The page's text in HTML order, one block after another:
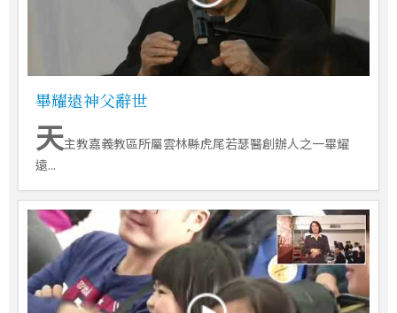
畢耀遠神父辭世
天主教嘉義教區所屬雲林縣虎尾若瑟醫創辦人之一畢耀
遠...